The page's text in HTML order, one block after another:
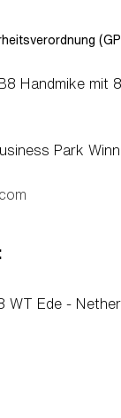
Handmike mit
Park
WT Ede -